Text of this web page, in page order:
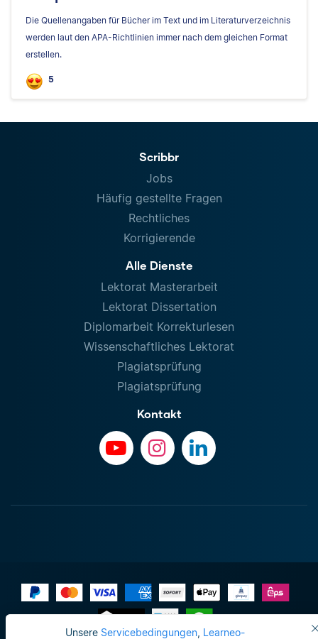
Unsere Servicebedingungen, Learneo-
Die Quellenangaben für Bücher im Text und im Literaturverzeichnis
werden laut den APA-Richtlinien immer nach dem gleichen Format
erstellen.
5
Scribbr
Jobs
Häufig gestellte Fragen
Rechtliches
Korrigierende
Alle Dienste
Lektorat Masterarbeit
Lektorat Dissertation
Diplomarbeit Korrekturlesen
Wissenschaftliches Lektorat
Plagiatsprüfung
Plagiatsprüfung
Kontakt